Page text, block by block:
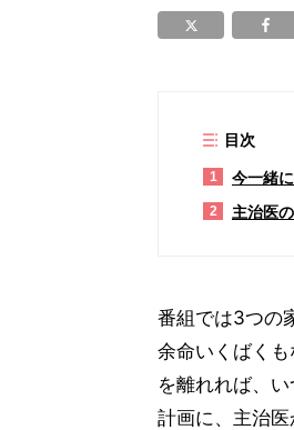
目次
1 今一緒
2 主治医
番組では3つの
余命いくばく
を離れれば、
計画に、主治医